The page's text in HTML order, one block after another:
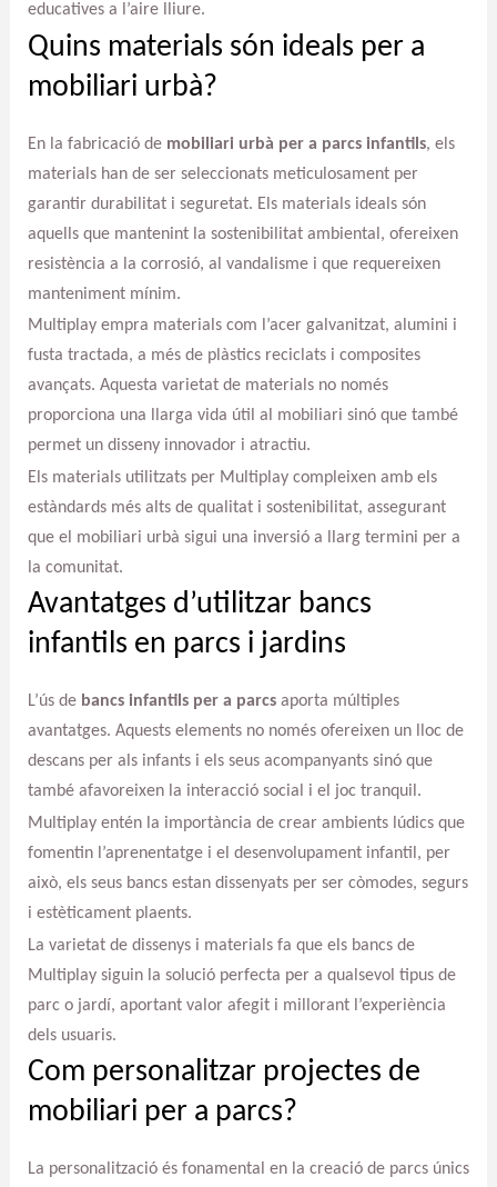
educatives a l’aire lliure.
Quins materials són ideals per a
mobiliari urbà?
En la fabricació de mobiliari urbà per a parcs infantils, els
materials han de ser seleccionats meticulosament per
garantir durabilitat i seguretat. Els materials ideals són
aquells que mantenint la sostenibilitat ambiental, ofereixen
resistència a la corrosió, al vandalisme i que requereixen
manteniment mínim.
Multiplay empra materials com l’acer galvanitzat, alumini i
fusta tractada, a més de plàstics reciclats i composites
avançats. Aquesta varietat de materials no només
proporciona una llarga vida útil al mobiliari sinó que també
permet un disseny innovador i atractiu.
Els materials utilitzats per Multiplay compleixen amb els
estàndards més alts de qualitat i sostenibilitat, assegurant
que el mobiliari urbà sigui una inversió a llarg termini per a
la comunitat.
Avantatges d’utilitzar bancs
infantils en parcs i jardins
L’ús de bancs infantils per a parcsaporta múltiples
avantatges. Aquests elements no només ofereixen un lloc de
descans per als infants i els seus acompanyants sinó que
també afavoreixen la interacció social i el joc tranquil.
Multiplay entén la importància de crear ambients lúdics que
fomentin l’aprenentatge i el desenvolupament infantil, per
això, els seus bancs estan dissenyats per ser còmodes, segurs
i estèticament plaents.
La varietat de dissenys i materials fa que els bancs de
Multiplay siguin la solució perfecta per a qualsevol tipus de
parc o jardí, aportant valor afegit i millorant l’experiència
dels usuaris.
Com personalitzar projectes de
mobiliari per a parcs?
La personalització és fonamental en la creació de parcs únics